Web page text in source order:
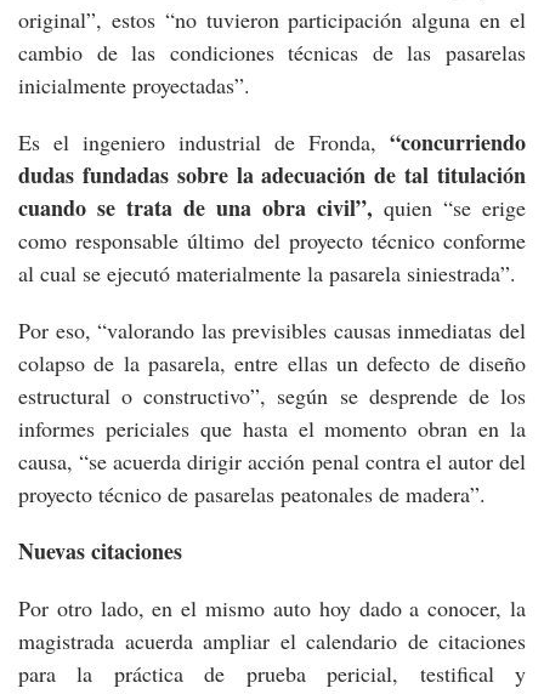
original”, estos “no tuvieron participación alguna en el
cambio de las condiciones técnicas de las pasarelas
inicialmente proyectadas”.
Es el ingeniero industrial de Fronda, “concurriendo
dudas fundadas sobre la adecuación de tal titulación
cuando se trata de una obra civil”, quien “se erige
como responsable último del proyecto técnico conforme
al cual se ejecutó materialmente la pasarela siniestrada”.
Por eso, “valorando las previsibles causas inmediatas del
colapso de la pasarela, entre ellas un defecto de diseño
estructural o constructivo”, según se desprende de los
informes periciales que hasta el momento obran en la
causa, “se acuerda dirigir acción penal contra el autor del
proyecto técnico de pasarelas peatonales de madera”.
Nuevas citaciones
Por otro lado, en el mismo auto hoy dado a conocer, la
magistrada acuerda ampliar el calendario de citaciones
para la práctica de prueba pericial, testifical y